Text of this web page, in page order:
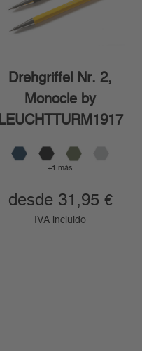
Drehgriffel Nr. 2,
Monocle by
LEUCHTTURM1917
+1 más
desde 31,95 €
IVA incluido